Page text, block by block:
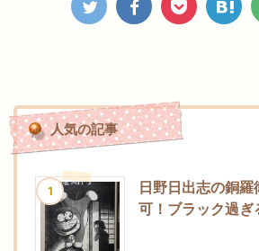
人気の記事
1
日野日出志の銅
可！ブラック過ぎ